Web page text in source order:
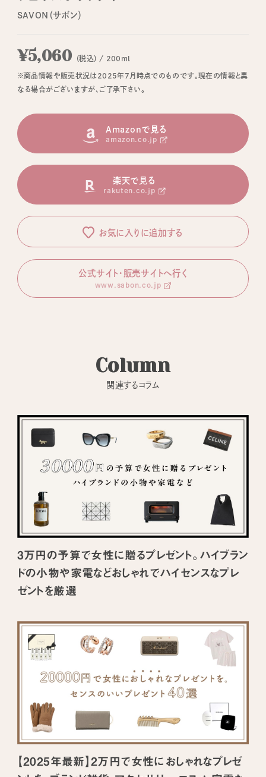
SAVON（サボン）
¥5,060 (税込) / 200ml
※商品情報や販売状況は2025年7月時点でのものです。現在の情報と異
なる場合がございますが、ご了承下さい。
Amazonで見る
amazon.co.jp
楽天で見る
rakuten.co.jp
お気に入りに追加する
公式サイト・販売サイトへ行く
www.sabon.co.jp
Column
関連するコラム
3万円の予算で女性に贈るプレゼント。ハイブラン
ドの小物や家電などおしゃれでハイセンスなプレ
ゼントを厳選
【2025年最新】2万円で女性におしゃれなプレゼ